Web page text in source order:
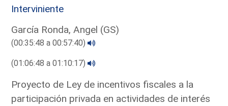
Interviniente
García Ronda, Angel (GS)
(00:35:48 a 00:57:40)
(01:06:48 a 01:10:17)
Proyecto de Ley de incentivos fiscales a la
participación privada en actividades de interés